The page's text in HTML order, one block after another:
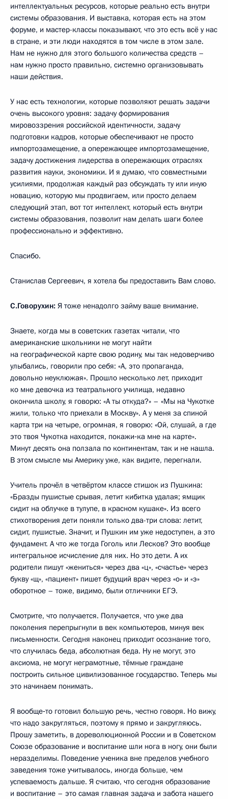
интеллектуальных ресурсов, которые реально есть внутри
системы образования. И выставка, которая есть на этом
форуме, и мастер-классы показывают, что это есть всё у нас
в стране, и эти люди находятся в том числе в этом зале.
Нам не нужно для этого большого количества средств –
нам нужно просто правильно, системно организовывать
наши действия.
У нас есть технологии, которые позволяют решать задачи
очень высокого уровня: задачу формирования
мировоззрения российской идентичности, задачу
подготовки кадров, которые обеспечивают не просто
импортозамещение, а опережающее импортозамещение,
задачу достижения лидерства в опережающих отраслях
развития науки, экономики. И я думаю, что совместными
усилиями, продолжая каждый раз обсуждать ту или иную
новацию, которую мы продвигаем, или просто делаем
следующий этап, вот тот интеллект, который есть внутри
системы образования, позволит нам делать шаги более
профессионально и эффективно.
Спасибо.
Станислав Сергеевич, я хотела бы предоставить Вам слово.
С.Говорухин: Я тоже ненадолго займу ваше внимание.
Знаете, когда мы в советских газетах читали, что
американские школьники не могут найти
на географической карте свою родину, мы так недоверчиво
улыбались, говорили про себя: «А, это пропаганда,
довольно неуклюжая». Прошло несколько лет, приходит
ко мне девочка из театрального училища, недавно
окончила школу, я говорю: «А ты откуда?» – «Мы на Чукотке
жили, только что приехали в Москву». А у меня за спиной
карта три на четыре, огромная, я говорю: «Ой, слушай, а где
это твоя Чукотка находится, покажи‑ка мне на карте».
Минут десять она ползала по континентам, так и не нашла.
В этом смысле мы Америку уже, как видите, перегнали.
Учитель прочёл в четвёртом классе стишок из Пушкина:
«Бразды пушистые срывая, летит кибитка удалая; ямщик
сидит на облучке в тулупе, в красном кушаке». Из всего
стихотворения дети поняли только два-три слова: летит,
сидит, пушистые. Значит, и Пушкин им уже недоступен, а это
фундамент. А что же тогда Гоголь или Лесков? Это вообще
интегральное исчисление для них. Но это дети. А их
родители пишут «жениться» через два «ц», «счастье» через
букву «щ», «пациент» пишет будущий врач через «о» и «э»
оборотное – тоже, видимо, были отличники ЕГЭ.
Смотрите, что получается. Получается, что уже два
поколения перепрыгнули в век компьютеров, минуя век
письменности. Сегодня наконец приходит осознание того,
что случилась беда, абсолютная беда. Ну не могут, это
аксиома, не могут неграмотные, тёмные граждане
построить сильное цивилизованное государство. Теперь мы
это начинаем понимать.
Я вообще‑то готовил большую речь, честно говоря. Но вижу,
что надо закругляться, поэтому я прямо и закругляюсь.
Прошу заметить, в дореволюционной России и в Советском
Союзе образование и воспитание шли нога в ногу, они были
неразделимы. Поведение ученика вне пределов учебного
заведения тоже учитывалось, иногда больше, чем
успеваемость дальше. Я считаю, что сегодня образование
и воспитание – это самая главная задача и забота нашего